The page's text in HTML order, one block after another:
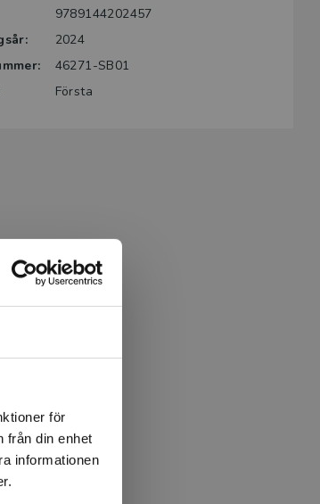
för
från din enhet
informationen
9789144202457
2024
46271-SB01
Första